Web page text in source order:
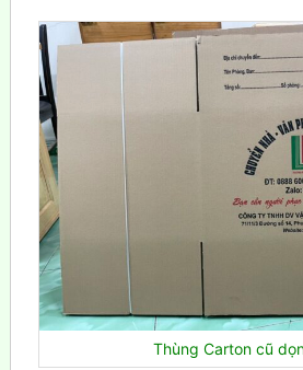
Thùng Carton cũ